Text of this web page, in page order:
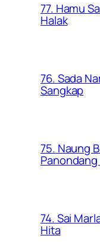
77. Hamu
Halak
76. Sada
Sangkap
75. Naung
Panondang
74. Sai
Hita